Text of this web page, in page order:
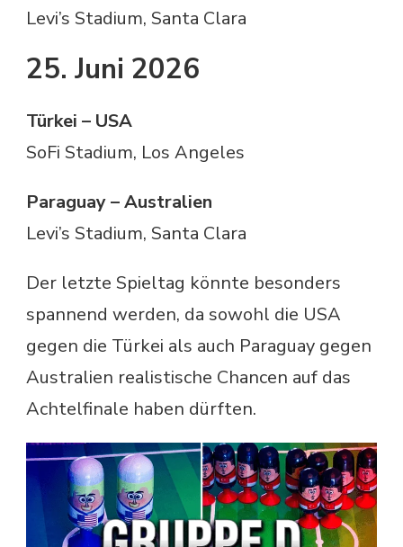
Levi’s Stadium, Santa Clara
25. Juni 2026
Türkei – USA
SoFi Stadium, Los Angeles
Paraguay – Australien
Levi’s Stadium, Santa Clara
Der letzte Spieltag könnte besonders
spannend werden, da sowohl die USA
gegen die Türkei als auch Paraguay gegen
Australien realistische Chancen auf das
Achtelfinale haben dürften.